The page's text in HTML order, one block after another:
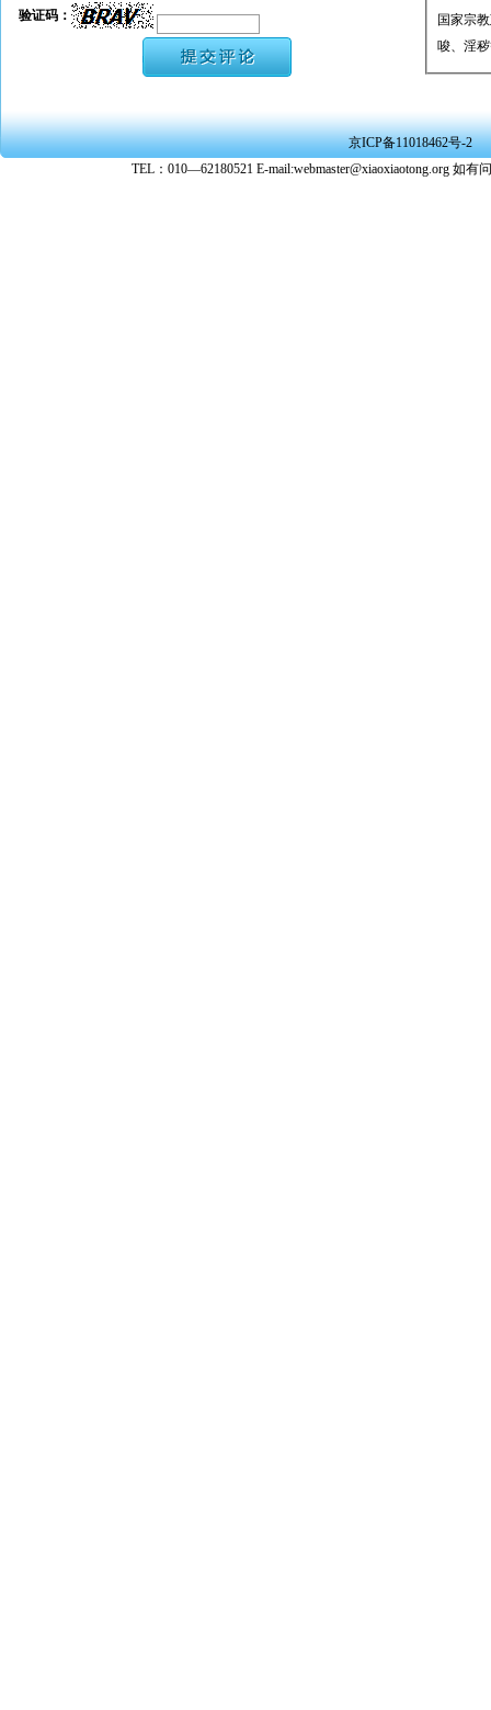
国家宗
唆、淫
★ 承担
★ 在本
转载、
★ 参与
验证码：
京ICP备11018462号-2
TEL：010—62180521 E-mail:webmaster@xiaoxiaotong.org 如